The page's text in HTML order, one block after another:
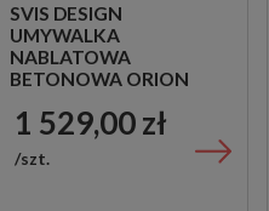
SVIS DESIGN
UMYWALKA
NABLATOWA
BETONOWA ORION
1 529,00 zł
szt.